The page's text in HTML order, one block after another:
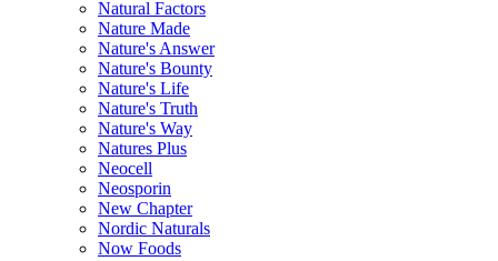
Natural Factors
Nature Made
Nature's Answer
Nature's Bounty
Nature's Life
Nature's Truth
Nature's Way
Natures Plus
Neocell
Neosporin
New Chapter
Nordic Naturals
Now Foods